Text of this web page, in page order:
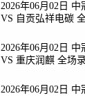
2026年06月02日
VS 自贡弘祥电碳
2026年06月02日
VS 重庆润麒 全场
2026年06月02日